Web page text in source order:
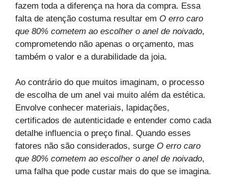
fazem toda a diferença na hora da compra. Essa
falta de atenção costuma resultar em O erro caro
que 80% cometem ao escolher o anel de noivado,
comprometendo não apenas o orçamento, mas
também o valor e a durabilidade da joia.
Ao contrário do que muitos imaginam, o processo
de escolha de um anel vai muito além da estética.
Envolve conhecer materiais, lapidações,
certificados de autenticidade e entender como cada
detalhe influencia o preço final. Quando esses
fatores não são considerados, surge O erro caro
que 80% cometem ao escolher o anel de noivado,
uma falha que pode custar mais do que se imagina.